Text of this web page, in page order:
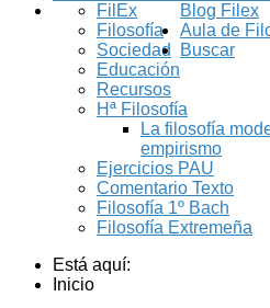
Blog Filex
FilEx
Filosofía
Sociedad
Educación
Recursos
Aula de
Hª Filosofía
La filosofía
empirismo
Ejercicios PAU
Comentario Texto
Filosofía 1º Bach
Filosofía Extremeña
Buscar
Está aquí:
Inicio